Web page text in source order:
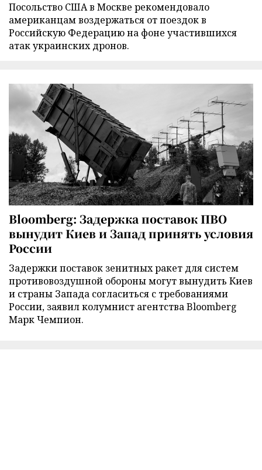
Посольство США в Москве рекомендовало
американцам воздержаться от поездок в
Российскую Федерацию на фоне участившихся
атак украинских дронов.
Bloomberg: Задержка поставок ПВО
вынудит Киев и Запад принять условия
России
Задержки поставок зенитных ракет для систем
противовоздушной обороны могут вынудить Киев
и страны Запада согласиться с требованиями
России, заявил колумнист агентства Bloomberg
Марк Чемпион.